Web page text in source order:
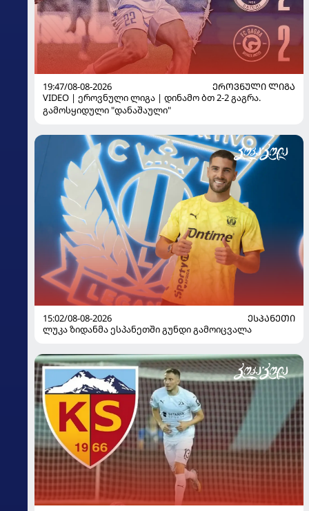
19:47/08-08-2026
ᲔᲠᲝᲕᲜᲣᲚᲘ ᲚᲘᲒᲐ
VIDEO | ეროვნული ლიგა | დინამო ბთ 2-2 გაგრა.
გამოსყიდული "დანაშაული"
15:02/08-08-2026
ᲔᲡᲞᲐᲜᲔᲗᲘ
ლუკა ზიდანმა ესპანეთში გუნდი გამოიცვალა